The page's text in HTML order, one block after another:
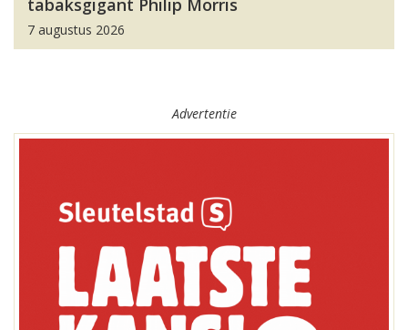
tabaksgigant Philip Morris
7 augustus 2026
Advertentie